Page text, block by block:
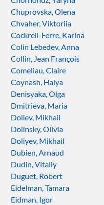
Chuprovska, Olena
Chvaher, Viktoriia
Cockrell-Ferre, Karina
Colin Lebedev, Anna
Collin, Jean François
Comeliau, Claire
Coynash, Halya
Denisyaka, Olga
Dmitrieva, Maria
Doliev, Mikhail
Dolinsky, Olivia
Doliyev, Mikhail
Dubien, Arnaud
Dudin, Vitaliy
Duguet, Robert
Eidelman, Tamara
Eidman, Igor